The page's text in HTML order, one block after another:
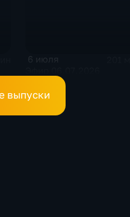
6 июля
выпуски